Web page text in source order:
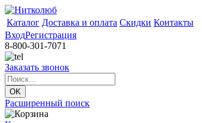
Каталог Доставка и оплата Скидки Контакты
ВходРегистрация
8-800-301-7071
Заказать звонок
Расширенный поиск